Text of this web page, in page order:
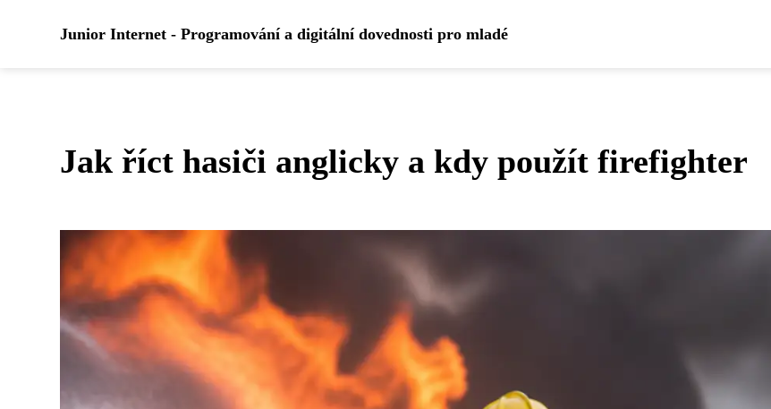
Junior Internet - Programování a digitální dovednosti pro mladé
Jak říct hasiči anglicky a kdy použít firefighter